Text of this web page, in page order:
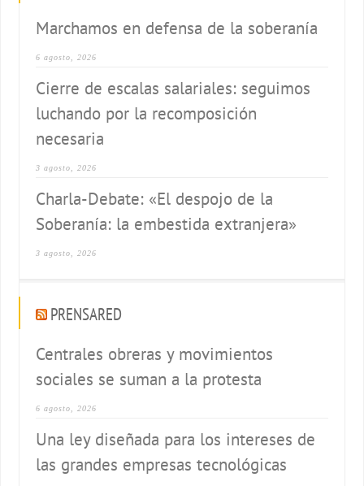
Marchamos en defensa de la soberanía
6 agosto, 2026
Cierre de escalas salariales: seguimos
luchando por la recomposición
necesaria
3 agosto, 2026
Charla-Debate: «El despojo de la
Soberanía: la embestida extranjera»
3 agosto, 2026
PRENSARED
Centrales obreras y movimientos
sociales se suman a la protesta
6 agosto, 2026
Una ley diseñada para los intereses de
las grandes empresas tecnológicas